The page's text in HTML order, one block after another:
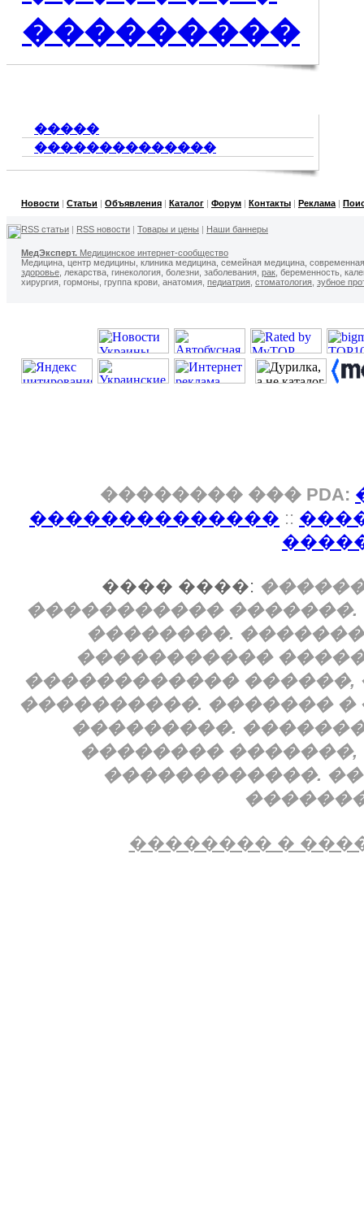
���������
�����
��������������
Новости | Статьи | Объявления | Каталог | Форум | Контакты | Реклама |
RSS статьи | RSS новости | Товары и цены | Наши баннеры
МедЭксперт. Медицинское интернет-сообщество
Медицина, центр медицины, клиника медицина, семейная медицина,
здоровье , лекарства, гинекология, болезни, заболевания, рак , беременность,
хирургия, гормоны, группа крови, анатомия, педиатрия стоматология зубное
�������� ��� PDA:
�������������� ::
���� ����:
�����������
��������.
�����������
������������ ������,
����������. ������� �
���������.
��������
������������.
�������� �